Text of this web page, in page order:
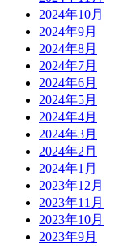
2024年10月
2024年9月
2024年8月
2024年7月
2024年6月
2024年5月
2024年4月
2024年3月
2024年2月
2024年1月
2023年12月
2023年11月
2023年10月
2023年9月